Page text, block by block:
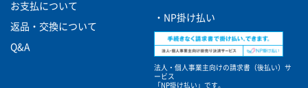
お支払について
返品・交換について
Q&A
・NP掛け払い
法人・個人事業主向けの請求書（後払い）サ
ービス
「NP掛け払い」です。